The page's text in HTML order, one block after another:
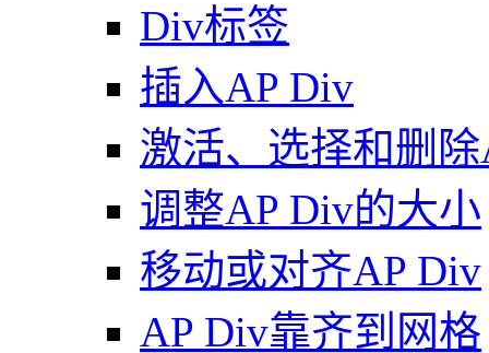
Div标签
插入AP Div
激活、选择和删
调整AP Div的大小
移动或对齐AP Div
AP Div靠齐到网格